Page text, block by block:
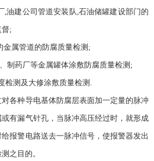
油建公司管道安装队,石油储罐建设部门的
督;
属管道的防腐质量检测;
制药厂等金属罐体涂敷防腐质量检测;
检测及大修涂敷质量检测.
各种导电基体防腐层表面加一定量的脉冲
有漏气针孔，当脉冲高压经过时，就形成
报警电路送去一脉冲信号，使报警器发出
之目的。